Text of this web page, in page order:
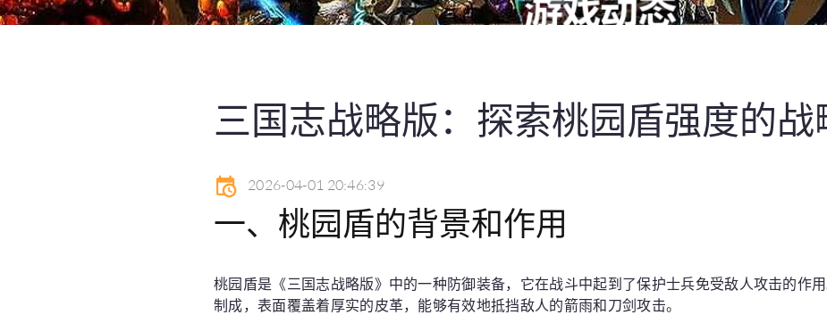
三国志战略版：探索桃园盾强度的战
2026-04-01 20:46:39
一、桃园盾的背景和作用
桃园盾是《三国志战略版》中的一种防御装备，它在战斗中起到了保护士兵免受敌人攻击的作
制成，表面覆盖着厚实的皮革，能够有效地抵挡敌人的箭雨和刀剑攻击。